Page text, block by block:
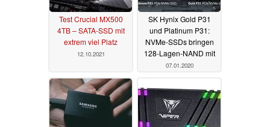
Test Crucial MX500
4TB – SATA-SSD mit
extrem viel Platz
12.10.2021
SK Hynix Gold P31
und Platinum P31:
NVMe-SSDs bringen
128-Lagen-NAND mit
07.01.2020